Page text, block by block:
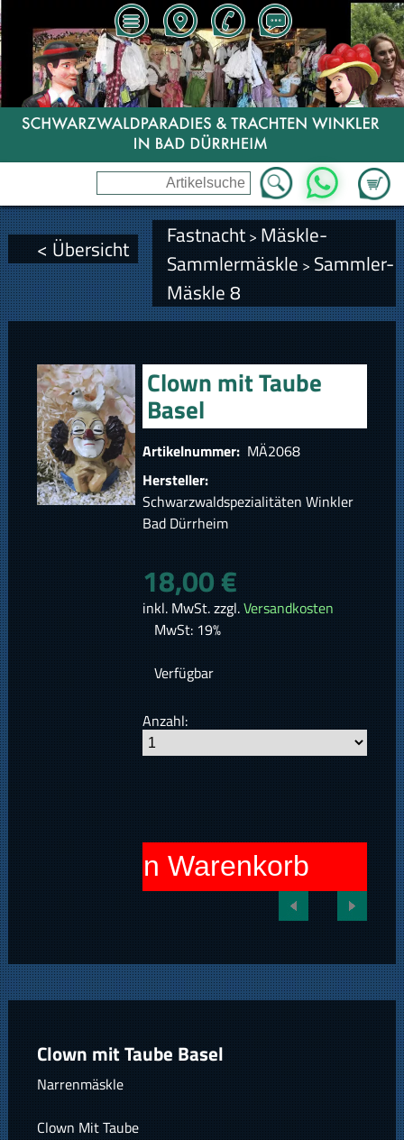
Zum
WhatsApp
< Übersicht Fastnacht> Mäskle-
Sammlermäskle > Sammler-
Mäskle 8
Clown mit Taube
Basel
Artikelnummer: MÄ2068
Hersteller:
Schwarzwaldspezialitäten Winkler
Bad Dürrheim
18,00 €
inkl. MwSt. zzgl.Versandkosten
MwSt: 19%
Verfügbar
Anzahl:
In den Warenkorb
Clown mit Taube Basel
Narrenmäskle
Clown Mit Taube